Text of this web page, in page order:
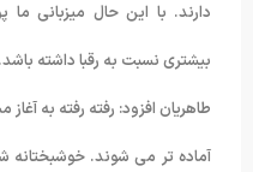
دارند. با این حال میزبانی ما
بیشتری نسبت به رقبا داشته باشد.
طاهریان افزود: رفته رفته به
آماده تر می شوند.